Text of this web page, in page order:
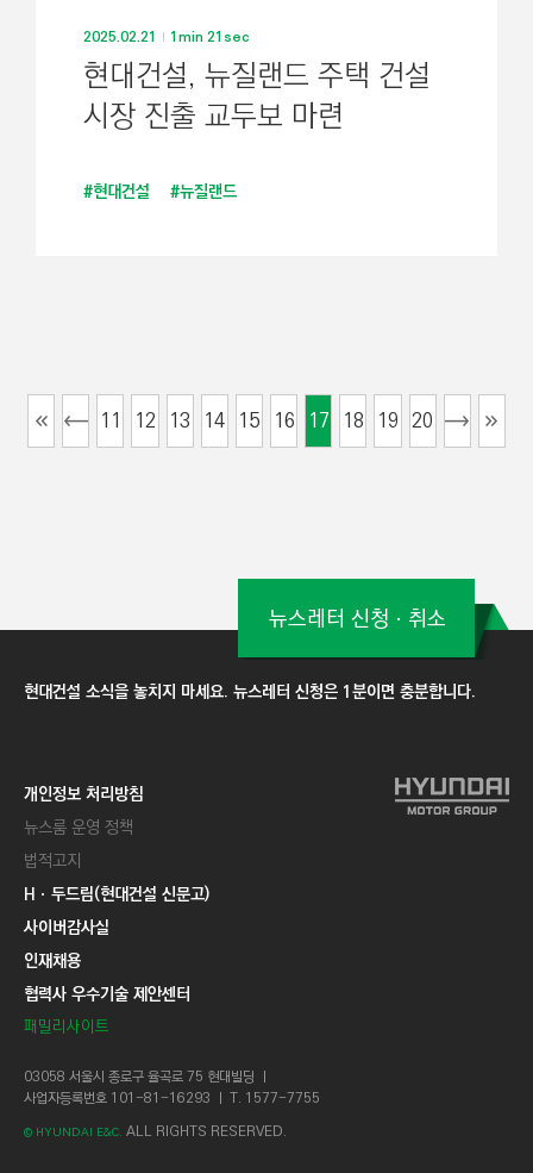
2025.02.21 1min 21sec
현대건설, 뉴질랜드 주택 건설
시장 진출 교두보 마련
#현대건설 #뉴질랜드
11 12 13 14 15 16 17 18 19 20
현대건설 소식을 놓치지 마세요. 뉴스레터 신청은 1분이면 충분합니다.
뉴스레터 신청ㆍ취소
개인정보 처리방침
뉴스룸 운영 정책
법적고지
Hㆍ두드림(현대건설 신문고)
사이버감사실
인재채용
협력사 우수기술 제안센터
패밀리사이트
03058 서울시 종로구 율곡로 75 현대빌딩 ㅣ
사업자등록번호 101-81-16293 ㅣ T. 1577-7755
© HYUNDAI E&C. ALL RIGHTS RESERVED.